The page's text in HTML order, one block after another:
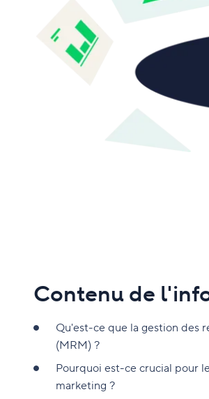
Contenu de
Qu'est-ce que la gestion des
(MRM) ?
Pourquoi est-ce crucial pour
marketing ?